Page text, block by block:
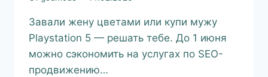
Завали жену цветами или купи мужу
Playstation 5 — решать тебе. До 1 июня
можно сэкономить на услугах по SEO-
продвижению…